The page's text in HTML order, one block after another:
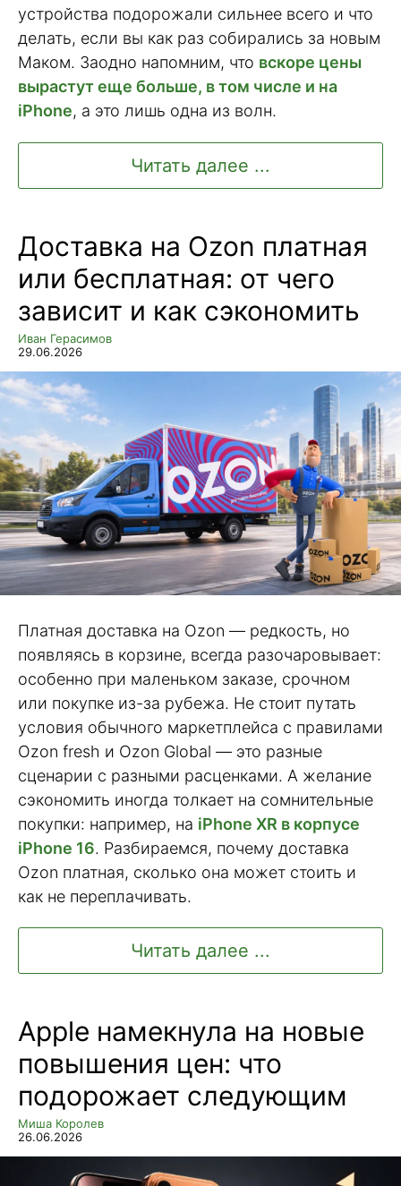
устройства подорожали сильнее всего и что
делать, если вы как раз собирались за новым
Маком. Заодно напомним, что вскоре цены
вырастут еще больше, в том числе и на
iPhone, а это лишь одна из волн.
Читать далее ...
Доставка на Ozon платная
или бесплатная: от чего
зависит и как сэкономить
Иван Герасимов
29.06.2026
Платная доставка на Ozon — редкость, но
появляясь в корзине, всегда разочаровывает:
особенно при маленьком заказе, срочном
или покупке из-за рубежа. Не стоит путать
условия обычного маркетплейса с правилами
Ozon fresh и Ozon Global — это разные
сценарии с разными расценками. А желание
сэкономить иногда толкает на сомнительные
покупки: например, на iPhone XR в корпусе
iPhone 16. Разбираемся, почему доставка
Ozon платная, сколько она может стоить и
как не переплачивать.
Читать далее ...
Apple намекнула на новые
повышения цен: что
подорожает следующим
Миша Королев
26.06.2026